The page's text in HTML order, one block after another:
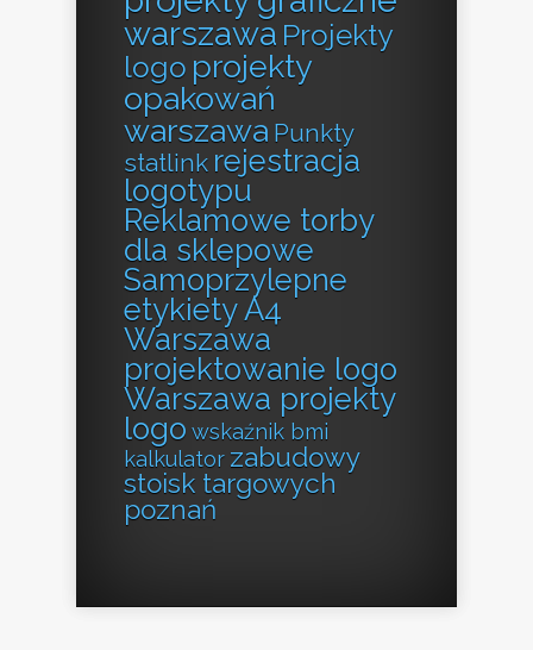
warszawa Projekty
logo projekty
opakowań
warszawa Punkty
statlink rejestracja
logotypu
Reklamowe torby
dla sklepowe
Samoprzylepne
etykiety A4
Warszawa
projektowanie logo
Warszawa projekty
logo wskaźnik bmi
kalkulator zabudowy
stoisk targowych
poznań